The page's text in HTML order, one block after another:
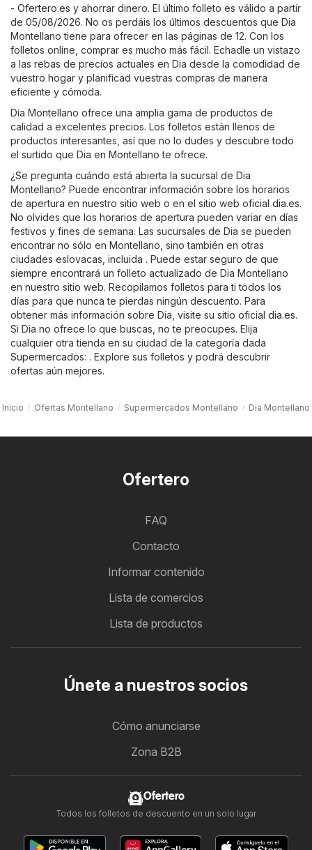
- Ofertero.es y ahorrar dinero. El último folleto es válido a partir
de 05/08/2026. No os perdáis los últimos descuentos que Dia
Montellano tiene para ofrecer en las páginas de 12. Con los
folletos online, comprar es mucho más fácil. Echadle un vistazo
a las rebas de precios actuales en Dia desde la comodidad de
vuestro hogar y planificad vuestras compras de manera
eficiente y cómoda.
Dia Montellano ofrece una amplia gama de productos de
calidad a excelentes precios. Los folletos están llenos de
productos interesantes, así que no lo dudes y descubre todo
el surtido que Dia en Montellano te ofrece.
¿Se pregunta cuándo está abierta la sucursal de Dia
Montellano? Puede encontrar información sobre los horarios
de apertura en nuestro sitio web o en el sitio web oficial dia.es.
No olvides que los horarios de apertura pueden variar en días
festivos y fines de semana. Las sucursales de Dia se pueden
encontrar no sólo en Montellano, sino también en otras
ciudades eslovacas, incluida . Puede estar seguro de que
siempre encontrará un folleto actualizado de Dia Montellano
en nuestro sitio web. Recopilamos folletos para ti todos los
días para que nunca te pierdas ningún descuento. Para
obtener más información sobre Dia, visite su sitio oficial dia.es.
Si Dia no ofrece lo que buscas, no te preocupes. Elija
cualquier otra tienda en su ciudad de la categoría dada
Supermercados: . Explore sus folletos y podrá descubrir
ofertas aún mejores.
Inicio Ofertas Montellano Supermercados Montellano Dia Montellano
Ofertero
FAQ
Contacto
Informar contenido
Lista de comercios
Lista de productos
Únete a nuestros socios
Cómo anunciarse
Zona B2B
Ofertero
Todos los folletos de descuento en un solo lugar